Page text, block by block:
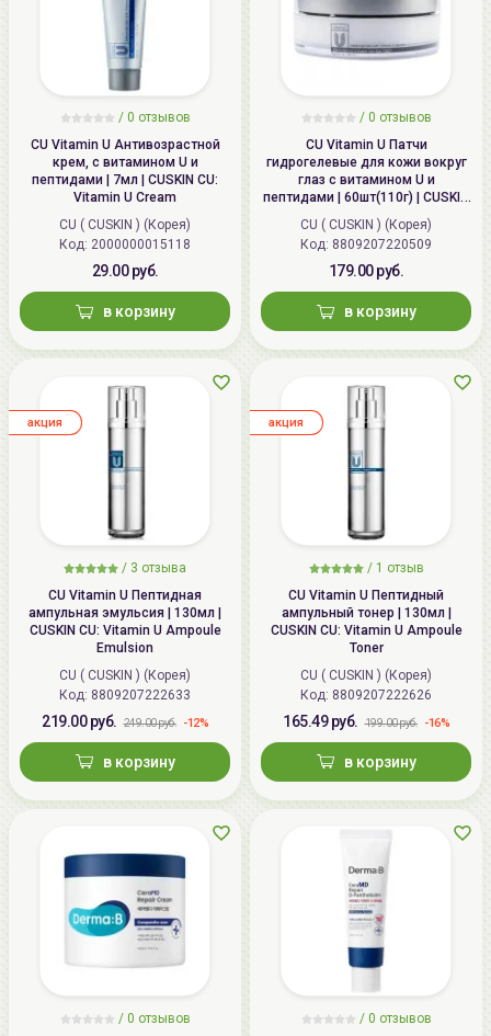
/ 0 отзывов
CU Vitamin U Антивозрастной
крем, с витамином U и
пептидами | 7мл | CUSKIN CU:
Vitamin U Cream
CU ( CUSKIN ) (Корея)
Код: 2000000015118
29.00 руб.
в корзину
/ 0 отзывов
CU Vitamin U Патчи
гидрогелевые для кожи вокруг
глаз с витамином U и
пептидами | 60шт(110г) | CUSKIN
CU: Vitamin U Hydro Gel Eye Patch
CU ( CUSKIN ) (Корея)
Код: 8809207220509
179.00 руб.
в корзину
/ 3 отзыва
CU Vitamin U Пептидная
ампульная эмульсия | 130мл |
CUSKIN CU: Vitamin U Ampoule
Emulsion
CU ( CUSKIN ) (Корея)
Код: 8809207222633
219.00 руб. 249.00 руб. -12%
в корзину
aкция
/ 1 отзыв
CU Vitamin U Пептидный
ампульный тонер | 130мл |
CUSKIN CU: Vitamin U Ampoule
Toner
CU ( CUSKIN ) (Корея)
Код: 8809207222626
165.49 руб. 199.00 руб. -16%
в корзину
aкция
/ 0 отзывов
/ 0 отзывов